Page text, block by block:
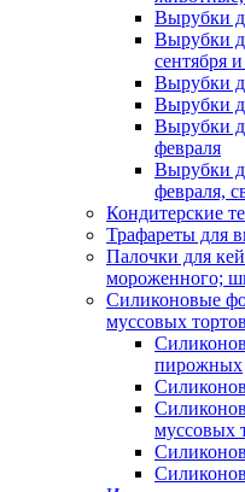
Вырубки
Вырубки
сентября
Вырубки
Вырубки
Вырубки
февраля
Вырубки
февраля,
Кондитерские
Трафареты для
Палочки для
мороженного;
Силиконовые
муссовых тортов
пирожных
муссовых